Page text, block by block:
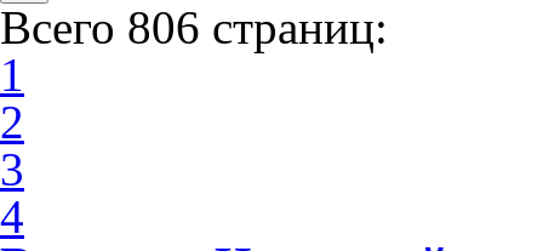
Всего 806 страниц:
1
2
3
4